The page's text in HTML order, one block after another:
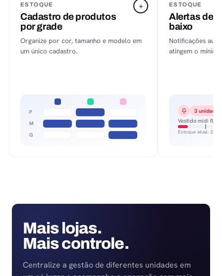
+
ESTOQUE
Cadastro de produtos
por grade
Organize por cor, tamanho e modelo em
um único cadastro.
P
M
G
ESTOQUE
Alertas de
baixo
Notificações
atingem o
3 unidades
Vestido midi
Estoque atual: 3
Mais lojas.
Mais controle.
Centralize a gestão de diferentes unidades em